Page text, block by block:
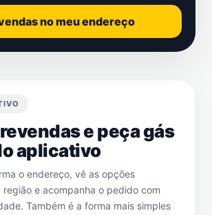
no meu endereço
e peça gás
aplicativo
o endereço, vê as opções
região e acompanha o pedido com
Também é a forma mais simples